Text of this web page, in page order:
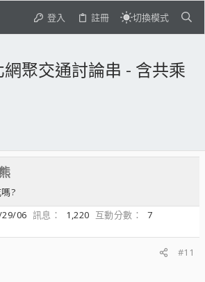
登入 註冊 切換模式
聚交通討論串 - 含共乘
?
06 訊息 1,220 互動分數
7
#11